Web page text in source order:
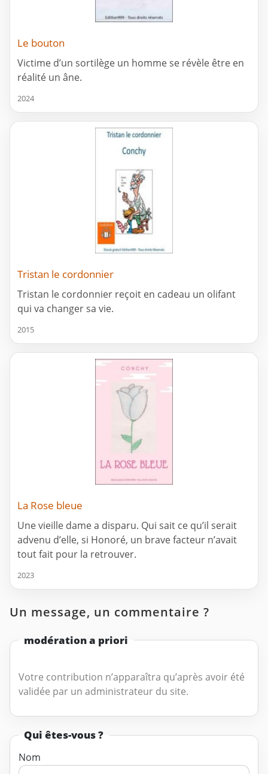
Le bouton
Victime d’un sortilège un homme se révèle être en
réalité un âne.
2024
Tristan le cordonnier
Tristan le cordonnier reçoit en cadeau un olifant
qui va changer sa vie.
2015
La Rose bleue
Une vieille dame a disparu. Qui sait ce qu’il serait
advenu d’elle, si Honoré, un brave facteur n’avait
tout fait pour la retrouver.
2023
Un message, un commentaire ?
modération a priori
Votre contribution n’apparaîtra qu’après avoir été
validée par un administrateur du site.
Qui êtes-vous ?
Nom